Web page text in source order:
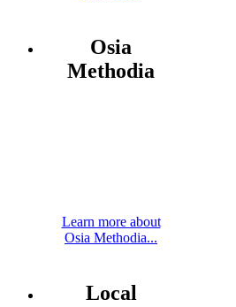
Osia
Methodia
Learn more about
Osia Methodia...
Local